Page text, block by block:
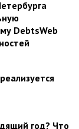
DebtsWeb
год? Что